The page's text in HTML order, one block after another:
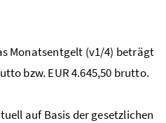
Monatsentgelt (v1/4) beträgt
bzw. EUR 4.645,50 brutto.
auf Basis der gesetzlichen